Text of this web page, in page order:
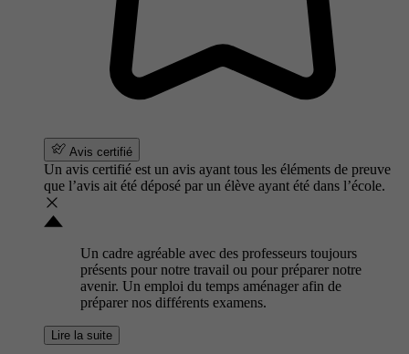
Avis certifié
Un avis certifié est un avis ayant tous les éléments de preuve
que l’avis ait été déposé par un élève ayant été dans l’école.
Un cadre agréable avec des professeurs toujours
présents pour notre travail ou pour préparer notre
avenir. Un emploi du temps aménager afin de
préparer nos différents examens.
Lire la suite